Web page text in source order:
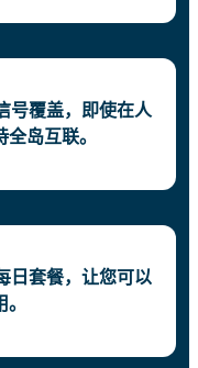
号覆盖，即使在人
岛互联。
日套餐，让您可以